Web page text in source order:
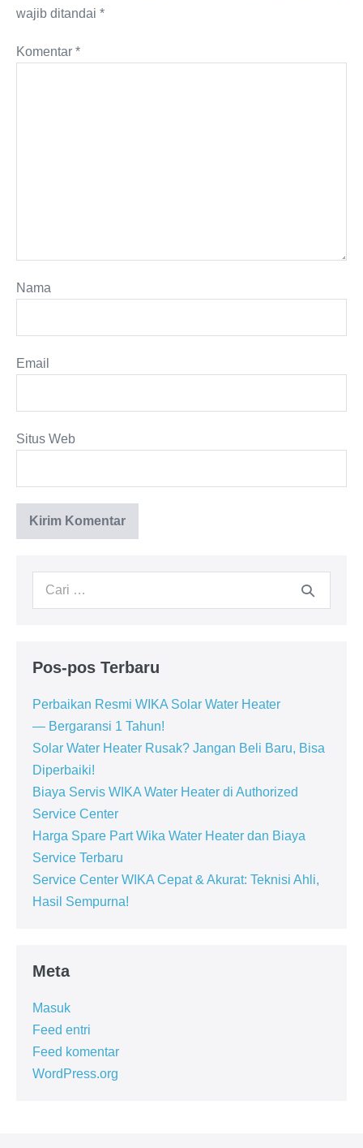
wajib ditandai *
Komentar *
Nama
Email
Situs Web
Pencarian
Pos-pos Terbaru
Perbaikan Resmi WIKA Solar Water Heater
— Bergaransi 1 Tahun!
Solar Water Heater Rusak? Jangan Beli Baru, Bisa
Diperbaiki!
Biaya Servis WIKA Water Heater di Authorized
Service Center
Harga Spare Part Wika Water Heater dan Biaya
Service Terbaru
Service Center WIKA Cepat & Akurat: Teknisi Ahli,
Hasil Sempurna!
Meta
Masuk
Feed entri
Feed komentar
WordPress.org